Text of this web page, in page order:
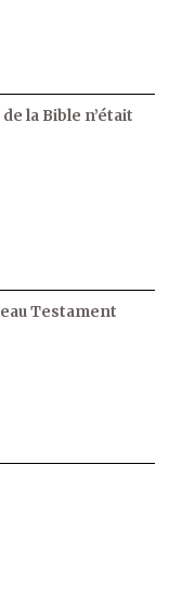
la Bible n’était
Testament